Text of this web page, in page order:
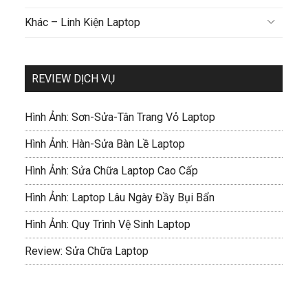
Khác – Linh Kiện Laptop
REVIEW DỊCH VỤ
Hình Ảnh: Sơn-Sửa-Tân Trang Vỏ Laptop
Hình Ảnh: Hàn-Sửa Bàn Lề Laptop
Hình Ảnh: Sửa Chữa Laptop Cao Cấp
Hình Ảnh: Laptop Lâu Ngày Đầy Bụi Bẩn
Hình Ảnh: Quy Trình Vệ Sinh Laptop
Review: Sửa Chữa Laptop